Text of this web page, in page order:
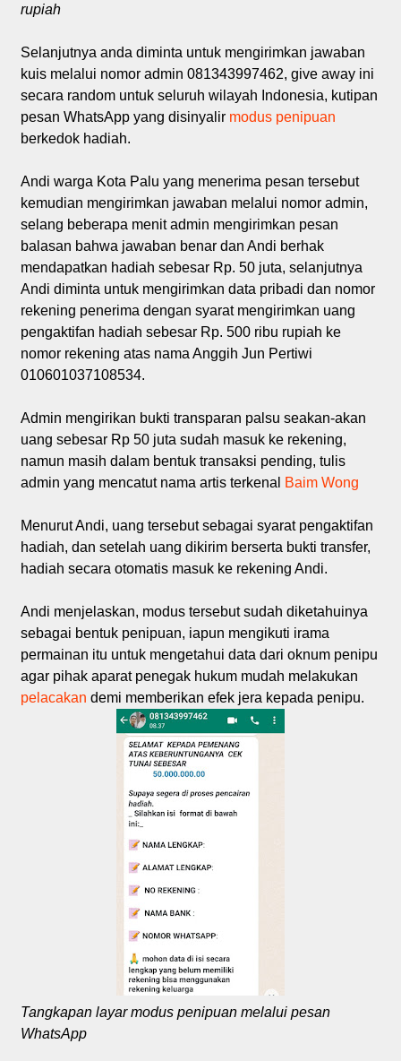
rupiah
Selanjutnya anda diminta untuk mengirimkan jawaban
kuis melalui nomor admin 081343997462, give away ini
secara random untuk seluruh wilayah Indonesia, kutipan
pesan WhatsApp yang disinyalir modus penipuan
berkedok hadiah.
Andi warga Kota Palu yang menerima pesan tersebut
kemudian mengirimkan jawaban melalui nomor admin,
selang beberapa menit admin mengirimkan pesan
balasan bahwa jawaban benar dan Andi berhak
mendapatkan hadiah sebesar Rp. 50 juta, selanjutnya
Andi diminta untuk mengirimkan data pribadi dan nomor
rekening penerima dengan syarat mengirimkan uang
pengaktifan hadiah sebesar Rp. 500 ribu rupiah ke
nomor rekening atas nama Anggih Jun Pertiwi
010601037108534.
Admin mengirikan bukti transparan palsu seakan-akan
uang sebesar Rp 50 juta sudah masuk ke rekening,
namun masih dalam bentuk transaksi pending, tulis
admin yang mencatut nama artis terkenal
Baim Wong
Menurut Andi, uang tersebut sebagai syarat pengaktifan
hadiah, dan setelah uang dikirim berserta bukti transfer,
hadiah secara otomatis masuk ke rekening Andi.
Andi menjelaskan, modus tersebut sudah diketahuinya
sebagai bentuk penipuan, iapun mengikuti irama
permainan itu untuk mengetahui data dari oknum penipu
agar pihak aparat penegak hukum mudah melakukan
pelacakan demi memberikan efek jera kepada penipu.
Tangkapan layar modus penipuan melalui pesan
WhatsApp